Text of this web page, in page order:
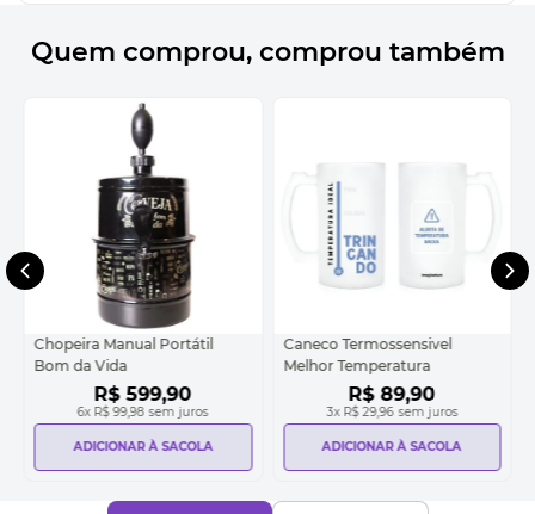
Quem comprou, comprou também
Chopeira Manual Portátil
Bom da Vida
R$ 599,90
6x R$ 99,98 sem juros
ADICIONAR À SACOLA
Caneco Termossensivel
Melhor Temperatura
R$ 89,90
3x R$ 29,96 sem juros
ADICIONAR À SACOLA